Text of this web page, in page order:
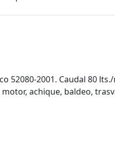
52080-2001. Caudal 80
achique, baldeo,